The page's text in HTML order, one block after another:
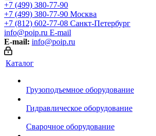
+7 (499) 380-77-90
+7 (499) 380-77-90 Москва
+7 (812) 602-77-08 Санкт-Петербург
info@poip.ru E-mail
E-mail: info@poip.ru
Каталог
Грузоподъемное оборудование
Гидравлическое оборудование
Сварочное оборудование